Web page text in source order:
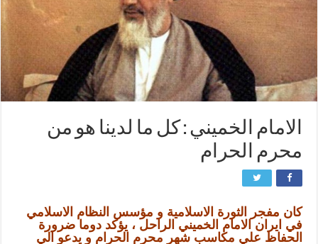
الامام الخميني : كل ما لدينا هو من
محرم الحرام
كان مفجر الثورة الاسلامية و مؤسس النظام الاسلامي
في ايران الامام الخميني الراحل ، يؤكد دوما ضرورة
الحفاظ علي مكاسب شهر محرم الحرام و يدعو الي